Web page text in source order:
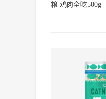
粮 鸡肉全吃500g